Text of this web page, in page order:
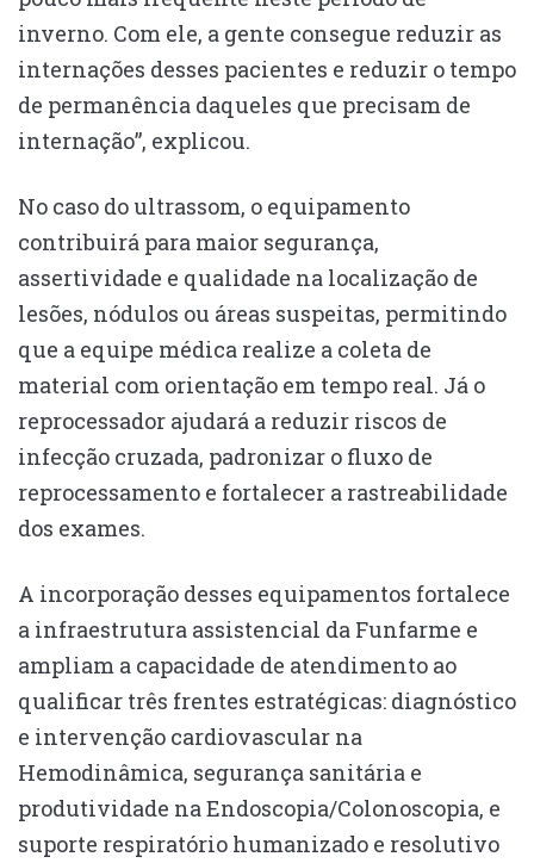
inverno. Com ele, a gente consegue reduzir as
internações desses pacientes e reduzir o tempo
de permanência daqueles que precisam de
internação”, explicou.
No caso do ultrassom, o equipamento
contribuirá para maior segurança,
assertividade e qualidade na localização de
lesões, nódulos ou áreas suspeitas, permitindo
que a equipe médica realize a coleta de
material com orientação em tempo real. Já o
reprocessador ajudará a reduzir riscos de
infecção cruzada, padronizar o fluxo de
reprocessamento e fortalecer a rastreabilidade
dos exames.
A incorporação desses equipamentos fortalece
a infraestrutura assistencial da Funfarme e
ampliam a capacidade de atendimento ao
qualificar três frentes estratégicas: diagnóstico
e intervenção cardiovascular na
Hemodinâmica, segurança sanitária e
produtividade na Endoscopia/Colonoscopia, e
suporte respiratório humanizado e resolutivo